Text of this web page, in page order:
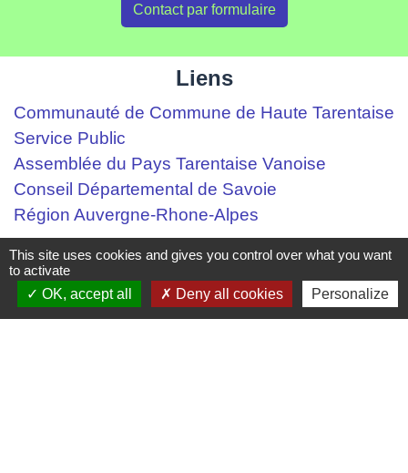
Contact par formulaire
Liens
Communauté de Commune de Haute Tarentaise
Service Public
Assemblée du Pays Tarentaise Vanoise
Conseil Départemental de Savoie
Région Auvergne-Rhone-Alpes
Mentions légales - Politique de confidentialité -
Accessibilité - Plan du site -
This site uses cookies and gives you control over what you want
to activate
OK, accept all
Deny all cookies Personalize